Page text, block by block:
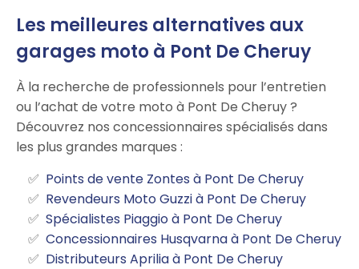
Les meilleures alternatives aux
garages moto à Pont De Cheruy
À la recherche de professionnels pour l’entretien
ou l’achat de votre moto à Pont De Cheruy ?
Découvrez nos concessionnaires spécialisés dans
les plus grandes marques :
Points de vente Zontes à Pont De Cheruy
Revendeurs Moto Guzzi à Pont De Cheruy
Spécialistes Piaggio à Pont De Cheruy
Concessionnaires Husqvarna à Pont De Cheruy
Distributeurs Aprilia à Pont De Cheruy